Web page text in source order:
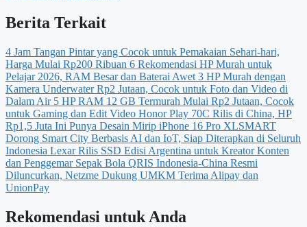
Berita Terkait
4 Jam Tangan Pintar yang Cocok untuk Pemakaian Sehari-hari,
Harga Mulai Rp200 Ribuan 6 Rekomendasi HP Murah untuk
Pelajar 2026, RAM Besar dan Baterai Awet 3 HP Murah dengan
Kamera Underwater Rp2 Jutaan, Cocok untuk Foto dan Video di
Dalam Air 5 HP RAM 12 GB Termurah Mulai Rp2 Jutaan, Cocok
untuk Gaming dan Edit Video Honor Play 70C Rilis di China, HP
Rp1,5 Juta Ini Punya Desain Mirip iPhone 16 Pro XLSMART
Dorong Smart City Berbasis AI dan IoT, Siap Diterapkan di Seluruh
Indonesia Lexar Rilis SSD Edisi Argentina untuk Kreator Konten
dan Penggemar Sepak Bola QRIS Indonesia-China Resmi
Diluncurkan, Netzme Dukung UMKM Terima Alipay dan
UnionPay
Rekomendasi untuk Anda